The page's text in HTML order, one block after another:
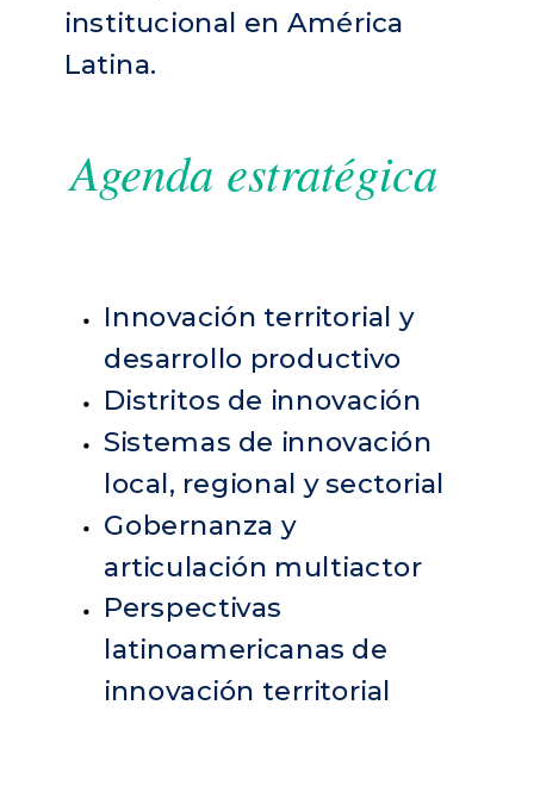
institucional en América
Latina.
Agenda estratégica
Innovación territorial y
desarrollo productivo
Distritos de innovación
Sistemas de innovación
local, regional y sectorial
Gobernanza y
articulación multiactor
Perspectivas
latinoamericanas de
innovación territorial